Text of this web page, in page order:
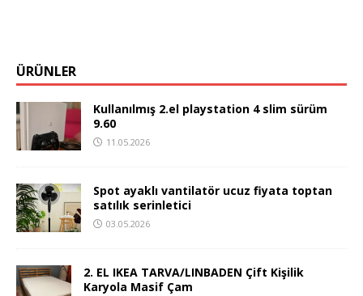
ÜRÜNLER
Kullanılmış 2.el playstation 4 slim sürüm
9.60
11.05.2026
Spot ayaklı vantilatör ucuz fiyata toptan
satılık serinletici
03.05.2026
2. EL IKEA TARVA/LINBADEN Çift Kişilik
Karyola Masif Çam